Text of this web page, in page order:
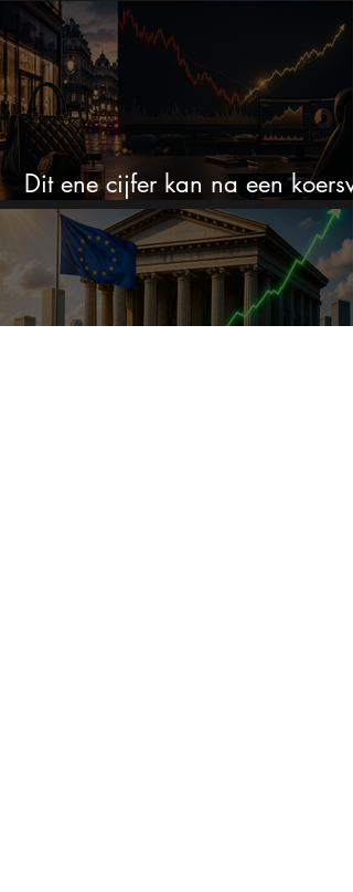
het defensiebedrijf?
Dit ene cijfer kan na een
van 50% alles veranderen